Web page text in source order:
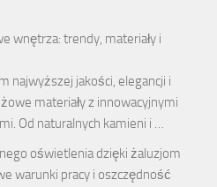
wnętrza: trendy, materiały i
najwyższej jakości, elegancji i
materiały z innowacyjnymi
Od naturalnych kamieni i …
oświetlenia dzięki żaluzjom
warunki pracy i oszczędność